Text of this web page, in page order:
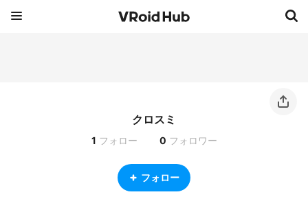
クロスミ
1 フォロー 0 フォロワー
フォロー